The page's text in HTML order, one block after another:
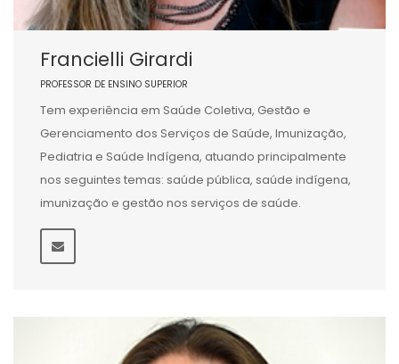
Francielli Girardi
PROFESSOR DE ENSINO SUPERIOR
Tem experiência em Saúde Coletiva, Gestão e
Gerenciamento dos Serviços de Saúde, Imunização,
Pediatria e Saúde Indígena, atuando principalmente
nos seguintes temas: saúde pública, saúde indígena,
imunização e gestão nos serviços de saúde.